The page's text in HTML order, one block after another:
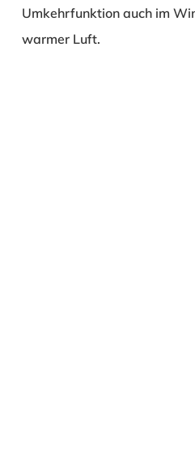
Umkehrfunktion auch im
warmer Luft.